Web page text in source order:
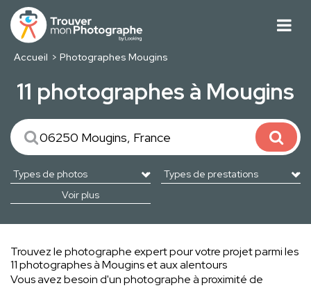
Accueil Photographes Mougins
11 photographes à Mougins
Voir plus
Trouvez le photographe expert pour votre projet parmi les
11 photographes à Mougins et aux alentours
Vous avez besoin d'un photographe à proximité de